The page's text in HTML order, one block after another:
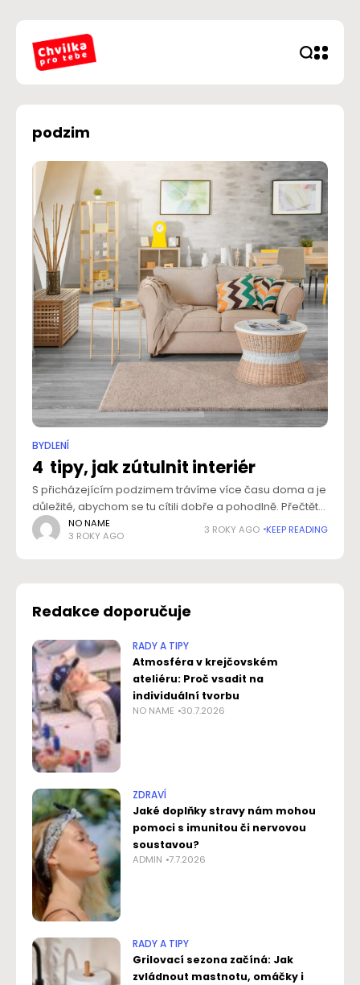
podzim
BYDLENÍ
4 tipy, jak zútulnit interiér
S přicházejícím podzimem trávíme více času doma a je
důležité, abychom se tu cítili dobře a pohodlně. Přečtěte
si čtyři tipy, jak vytvořit útulný domov, do kterého se
budete rádi vracet.
NO NAME
3 ROKY AGO
3 ROKY AGO KEEP READING
Redakce doporučuje
RADY A TIPY
Atmosféra v krejčovském
ateliéru: Proč vsadit na
individuální tvorbu
NO NAME 30.7.2026
ZDRAVÍ
Jaké doplňky stravy nám mohou
pomoci s imunitou či nervovou
soustavou?
ADMIN 7.7.2026
RADY A TIPY
Grilovací sezona začíná: Jak
zvládnout mastnotu, omáčky i